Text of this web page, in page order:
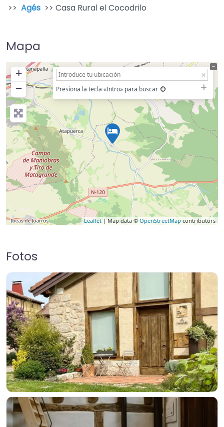
>> Agés >> Casa Rural el Cocodrilo
Mapa
+
−
Presiona la tecla «Intro» para buscar
Leaflet | Map data © OpenStreetMap contributors
Fotos